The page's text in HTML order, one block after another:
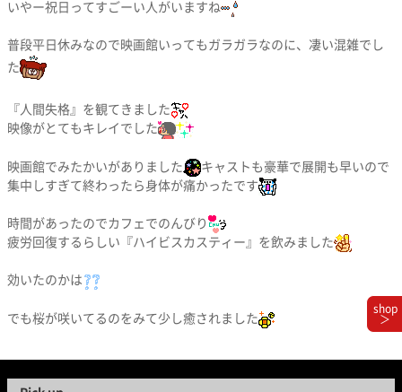
いやー祝日ってすごーい人がいますね
普段平日休みなので映画館いってもガラガラなのに、凄い混雑でし
た
『人間失格』を観てきました
映像がとてもキレイでした
映画館でみたかいがありました
キャストも豪華で展開も早いので
集中しすぎて終わったら身体が痛かったです
時間があったのでカフェでのんびり
疲労回復するらしい『ハイビスカスティー』を飲みました
効いたのかは
でも桜が咲いてるのをみて少し癒されました
shop
＞